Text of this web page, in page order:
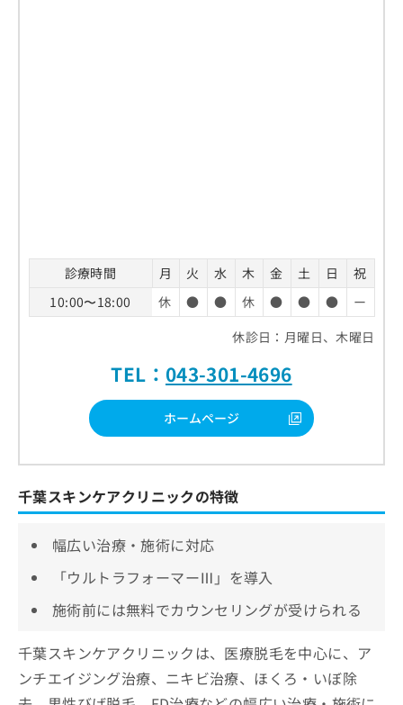
診療時間 月 火 水 木 金 土 日
祝
10:00〜18:00
休 ● ● 休 ● ● ●
ー
休診日：月曜日、木曜日
TEL： 043-301-4696
ホームページ
千葉スキンケアクリニックの特徴
幅広い治療・施術に対応
「ウルトラフォーマーⅢ」を導入
施術前には無料でカウンセリングが受けられる
千葉スキンケアクリニックは、医療脱毛を中心に、ア
ンチエイジング治療、ニキビ治療、ほくろ・いぼ除